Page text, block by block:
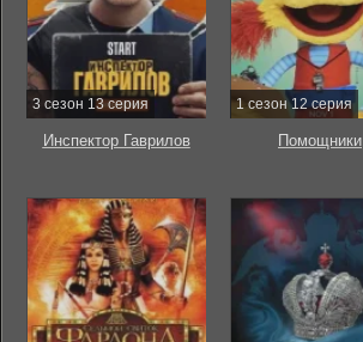
3 сезон 13 серия
Инспектор Гаврилов
1 сезон 12 серия
Помощники